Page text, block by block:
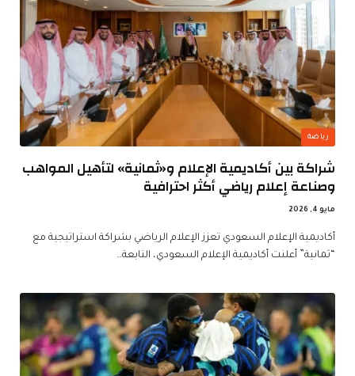
رياضة
شراكة بين أكاديمية الإعلام و«ثمانية» لتأهيل المواهب
وصناعة إعلام رياضي أكثر احترافية
مايو 4, 2026
أكاديمية الإعلام السعودي تعزز الإعلام الرياضي بشراكة استراتيجية مع
“ثمانية” أعلنت أكاديمية الإعلام السعودي، التابعة…